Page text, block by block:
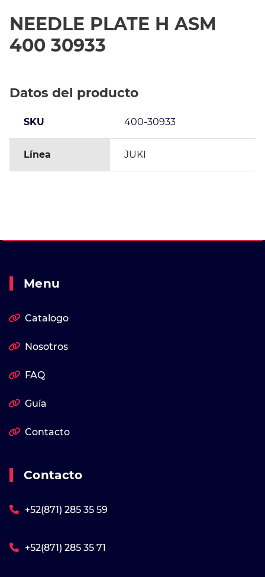
NEEDLE PLATE H ASM
400 30933
Datos del producto
SKU 400-30933
Línea JUKI
Menu
Catalogo
Nosotros
FAQ
Guía
Contacto
Contacto
+52(871) 285 35 59
+52(871) 285 35 71